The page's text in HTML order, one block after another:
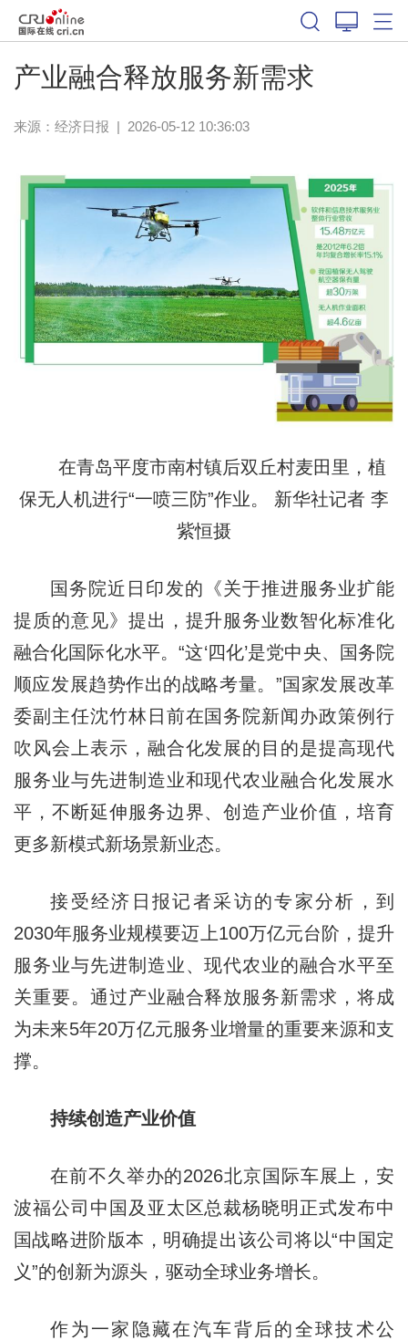
产业融合释放服务新需求
来源： 经济日报 | 2026-05-12 10:36:03
在青岛平度市南村镇后双丘村麦田里，植
保无人机进行“一喷三防”作业。 新华社记者 李
紫恒摄
国务院近日印发的《关于推进服务业扩能
提质的意见》提出，提升服务业数智化标准化
融合化国际化水平。“这‘四化’是党中央、国务院
顺应发展趋势作出的战略考量。”国家发展改革
委副主任沈竹林日前在国务院新闻办政策例行
吹风会上表示，融合化发展的目的是提高现代
服务业与先进制造业和现代农业融合化发展水
平，不断延伸服务边界、创造产业价值，培育
更多新模式新场景新业态。
接受经济日报记者采访的专家分析，到
2030年服务业规模要迈上100万亿元台阶，提升
服务业与先进制造业、现代农业的融合水平至
关重要。通过产业融合释放服务新需求，将成
为未来5年20万亿元服务业增量的重要来源和支
撑。
持续创造产业价值
在前不久举办的2026北京国际车展上，安
波福公司中国及亚太区总裁杨晓明正式发布中
国战略进阶版本，明确提出该公司将以“中国定
义”的创新为源头，驱动全球业务增长。
作为一家隐藏在汽车背后的全球技术公